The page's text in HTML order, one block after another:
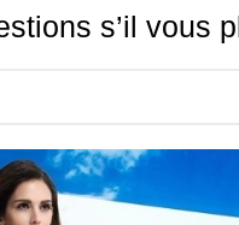
s’il vous